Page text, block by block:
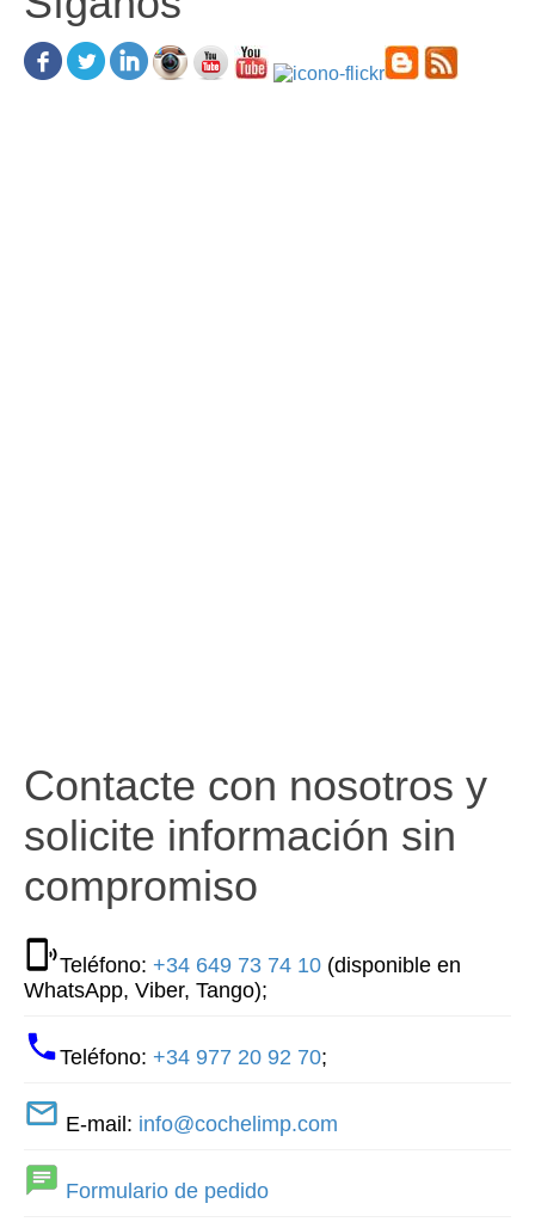
Contacte con nosotros y
solicite información sin
compromiso
Teléfono: +34 649 73 74 10 (disponible en
WhatsApp, Viber, Tango);
Teléfono: +34 977 20 92 70;
E-mail: info@cochelimp.com
Formulario de pedido